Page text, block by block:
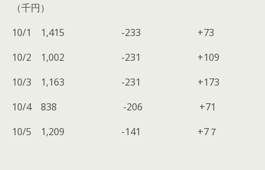
（千円）
10/1 1,415 -233 +73
10/2 1,002 -231 +109
10/3 1,163 -231 +173
10/4 838 -206 +71
10/5 1,209 -141 +7７